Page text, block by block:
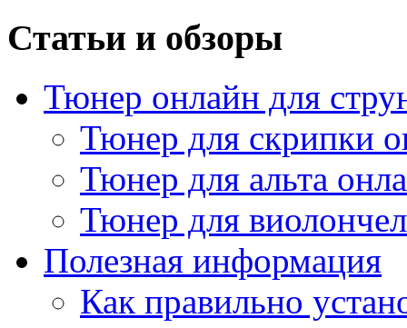
Статьи и обзоры
Тюнер онлайн для
Тюнер для скрипки
Тюнер для альта
Тюнер для
Полезная информация
Как правильно